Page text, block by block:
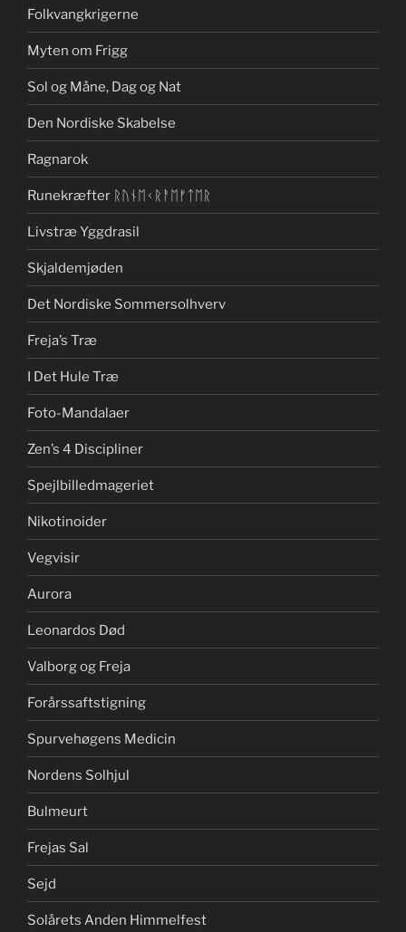
Folkvangkrigerne
Myten om Frigg
Sol og Måne, Dag og Nat
Den Nordiske Skabelse
Ragnarok
Runekræfter ᚱᚢᚾᛖᚲᚱᚨᛖᚠᛏᛖᚱ
Livstræ Yggdrasil
Skjaldemjøden
Det Nordiske Sommersolhverv
Freja’s Træ
I Det Hule Træ
Foto-Mandalaer
Zen’s 4 Discipliner
Spejlbilledmageriet
Nikotinoider
Vegvisir
Aurora
Leonardos Død
Valborg og Freja
Forårssaftstigning
Spurvehøgens Medicin
Nordens Solhjul
Bulmeurt
Frejas Sal
Sejd
Solårets Anden Himmelfest